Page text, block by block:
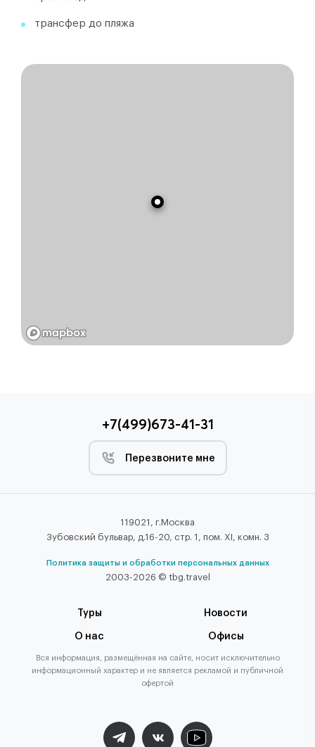
трансфер до пляжа
+7(499)673-41-31
Перезвоните мне
119021, г.Москва
Зубовский бульвар, д.16-20, стр. 1, пом. XI, комн. 3
Политика защиты и обработки персональных данных
2003-2026 © tbg.travel
Туры Новости
О нас Офисы
Вся информация, размещённая на сайте, носит исключительно
информационный характер и не является рекламой и публичной
офертой